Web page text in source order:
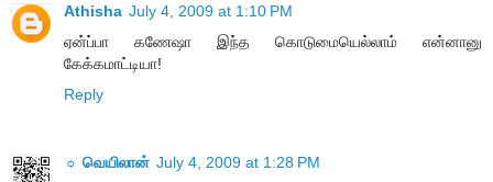
Athisha July 4, 2009 at 1:10 PM
ஏன்ப்பா கணேஷா இந்த கொடுமையெல்லாம் என்னானு
கேக்கமாட்டியா!
Reply
☼ வெயிலான் July 4, 2009 at 1:28 PM